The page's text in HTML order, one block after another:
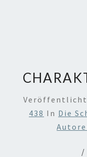
Veröffentlicht
438 In Die
/